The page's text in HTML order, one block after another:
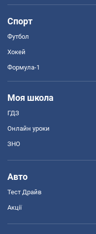
Спорт
Футбол
Хокей
Формула-1
Моя школа
ГДЗ
Онлайн уроки
ЗНО
Авто
Тест Драйв
Акції